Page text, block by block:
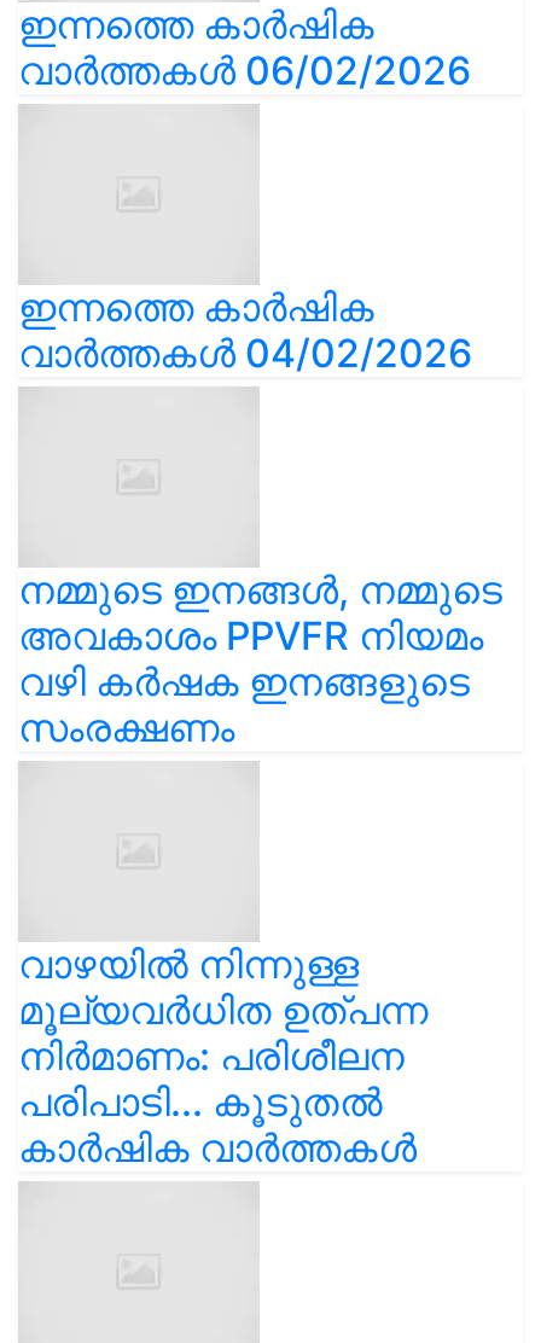
ഇന്നത്തെ കാർഷിക
വാർത്തകൾ 06/02/2026
ഇന്നത്തെ കാർഷിക
വാർത്തകൾ 04/02/2026
നമ്മുടെ ഇനങ്ങൾ, നമ്മുടെ
അവകാശം PPVFR നിയമം
വഴി കർഷക ഇനങ്ങളുടെ
സംരക്ഷണം
വാഴയിൽ നിന്നുള്ള
മൂല്യവർധിത ഉത്പന്ന
നിർമാണം: പരിശീലന
പരിപാടി... കൂടുതൽ
കാർഷിക വാർത്തകൾ